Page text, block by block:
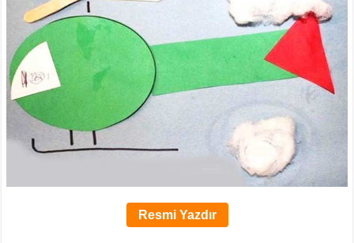
Resmi Yazdır